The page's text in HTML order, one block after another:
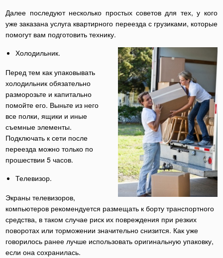
Далее последуют несколько простых советов для тех, у кого
уже заказана услуга квартирного переезда с грузиками, которые
помогут вам подготовить технику.
Холодильник.
Перед тем как упаковывать
холодильник обязательно
разморозьте и капитально
помойте его. Выньте из него
все полки, ящики и иные
съемные элементы.
Подключать к сети после
переезда можно только по
прошествии 5 часов.
Телевизор.
Экраны телевизоров,
компьютеров рекомендуется размещать к борту транспортного
средства, в таком случае риск их повреждения при резких
поворотах или торможении значительно снизится. Как уже
говорилось ранее лучше использовать оригинальную упаковку,
если она сохранилась.